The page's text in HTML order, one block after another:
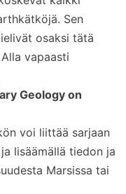
Sen
osaksi tätä
vapaasti
Geology on
voi liittää sarjaan
lisäämällä tiedon ja
Marsissa tai